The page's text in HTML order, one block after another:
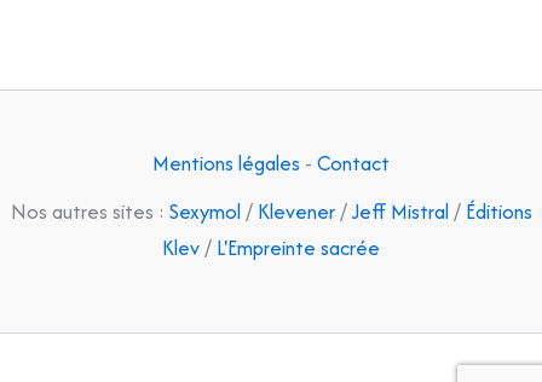
Mentions légales - Contact
Nos autres sites : Sexymol/ Klevener/Jeff Mistral/ Éditions
Klev/ L'Empreinte sacrée